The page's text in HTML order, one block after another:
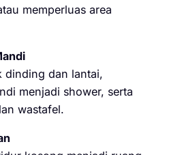
memperluas area
dinding dan lantai,
menjadi shower, serta
wastafel.